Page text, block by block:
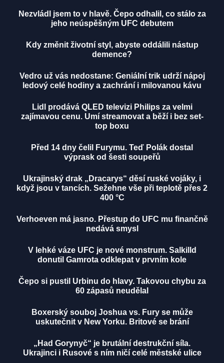
Nezvládl jsem to v hlavě. Čepo odhalil, co stálo za
jeho neúspěšným UFC debutem
Kdy změnit životní styl, abyste oddálili nástup
demence?
Vedro už vás nedostane: Geniální trik udrží nápoj
ledový celé hodiny a zachrání i milovanou kávu
Lidl prodává QLED televizi Philips za velmi
zajímavou cenu. Umí streamovat a běží i bez set-
top boxu
Před 14 dny čelil Furymu. Teď Polák dostal
výprask od šesti soupeřů
Ukrajinský drak „Dracarys“ děsí ruské vojáky, i
když jsou v tancích. Sežehne vše při teplotě přes 2
400 °C
Verhoeven má jasno. Přestup do UFC mu finančně
nedává smysl
V lehké váze UFC je nové monstrum. Salkilld
donutil Gamrota odklepat v prvním kole
Čepo si pustil Urbinu do hlavy. Takovou chybu za
60 zápasů neudělal
Boxerský souboj Joshua vs. Fury se může
uskutečnit v New Yorku. Britové se brání
„Had Gorynyč“ je brutální destrukční síla.
Ukrajinci i Rusové s ním ničí celé městské ulice